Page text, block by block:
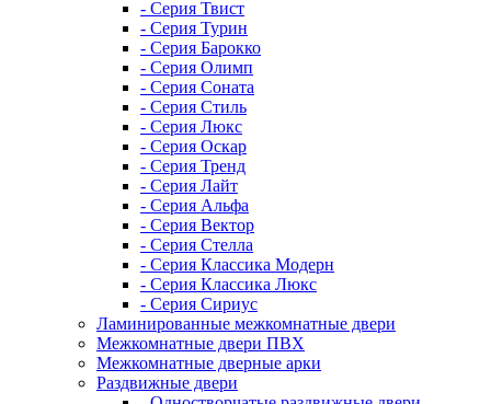
- Серия Твист
- Серия Турин
- Серия Барокко
- Серия Олимп
- Серия Соната
- Серия Стиль
- Серия Люкс
- Серия Оскар
- Серия Тренд
- Серия Лайт
- Серия Альфа
- Серия Вектор
- Серия Стелла
- Серия Классика Модерн
- Серия Классика Люкс
- Серия Сириус
Ламинированные межкомнатные двери
Межкомнатные двери ПВХ
Межкомнатные дверные арки
Раздвижные двери